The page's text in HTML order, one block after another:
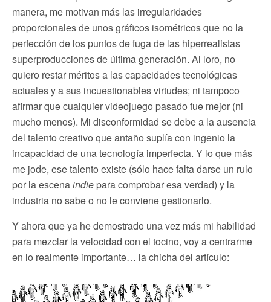
manera, me motivan más las irregularidades
proporcionales de unos gráficos isométricos que no la
perfección de los puntos de fuga de las hiperrealistas
superproducciones de última generación. Al loro, no
quiero restar méritos a las capacidades tecnológicas
actuales y a sus incuestionables virtudes; ni tampoco
afirmar que cualquier videojuego pasado fue mejor (ni
mucho menos). Mi disconformidad se debe a la ausencia
del talento creativo que antaño suplía con ingenio la
incapacidad de una tecnología imperfecta. Y lo que más
me jode, ese talento existe (sólo hace falta darse un rulo
por la escenaindie para comprobar esa verdad) y la
industria no sabe o no le conviene gestionarlo.
Y ahora que ya he demostrado una vez más mi habilidad
para mezclar la velocidad con el tocino, voy a centrarme
en lo realmente importante… la chicha del artículo: